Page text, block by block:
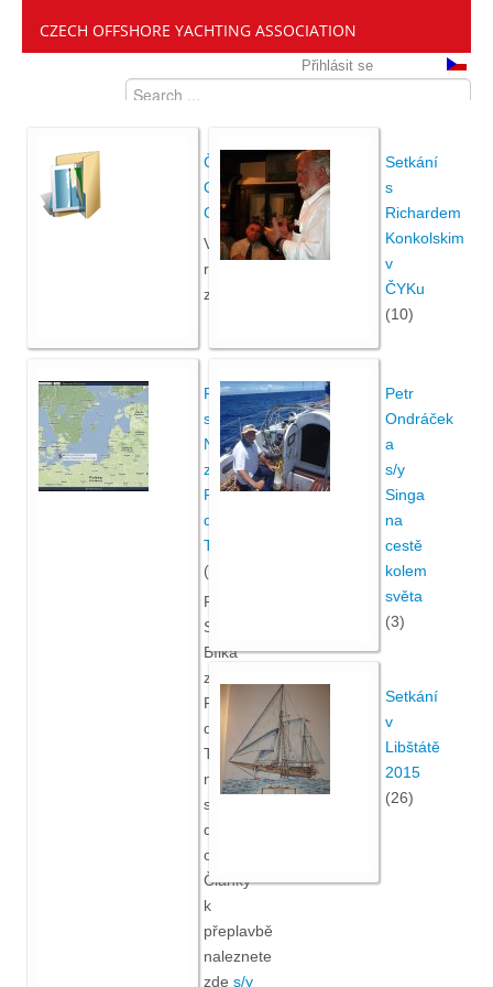
CZECH OFFSHORE YACHTING ASSOCIATION
Přihlásit se
ČANY
Offshore
Cup
Všechny
ročníky
závodu
Setkání
s
Richardem
Konkolskim
v
ČYKu
(10)
Plavba
s/y
Nereid
z
Finska
do
Turecka
(71)
Plavba
Standy
Bílka
z
Finska
do
Turecka
na plachetnici
s
džunkovým
oplachtěním.
Články
k
přeplavbě
naleznete
zde s/y
Petr
Ondráček
a
s/y
Singa
na
cestě
kolem
světa
(3)
Setkání
v
Libštátě
2015
(26)